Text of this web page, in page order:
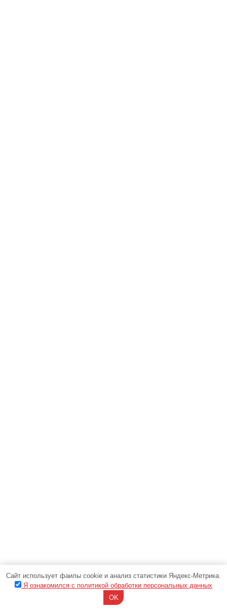
Сайт использует фаилы cookie и анализ статистики Яндекс-Метрика.
Я ознакомился с политикой обработки персональных данных
OK